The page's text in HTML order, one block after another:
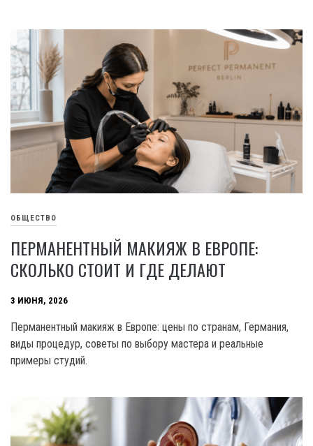
ОБЩЕСТВО
ПЕРМАНЕНТНЫЙ МАКИЯЖ В ЕВРОПЕ:
СКОЛЬКО СТОИТ И ГДЕ ДЕЛАЮТ
3 ИЮНЯ, 2026
Перманентный макияж в Европе: цены по странам, Германия,
виды процедур, советы по выбору мастера и реальные
примеры студий.